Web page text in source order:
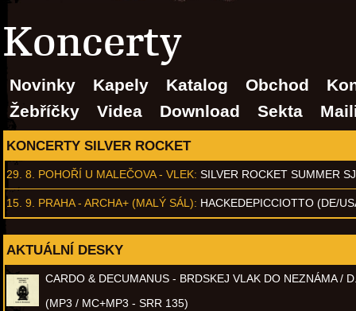
Koncerty
Novinky Kapely Katalog Obchod
Žebříčky
Videa Download Sekta
KONCERTY SILVER ROCKET
29. 8. POHOŘÍ U MALEČOVA - VLEK: SILVER ROCKET SUMMER
15. 9. PRAHA - ARCHA+ (MALÝ SÁL): HACKEDEPICCIOTTO (DE/
AKTUÁLNÍ DESKY
CARDO & DECUMANUS - BRDSKEJ VLAK DO NEZNÁMA /
(MP3 / MC+MP3 - SRR 135)